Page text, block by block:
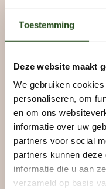
Toestemming
Deze website maakt
We gebruiken
personaliseren, om
en om ons
informatie over uw
partners voor social
partners kunnen
informatie die u aan
verzameld op basis
aangedreven door
enscenering.